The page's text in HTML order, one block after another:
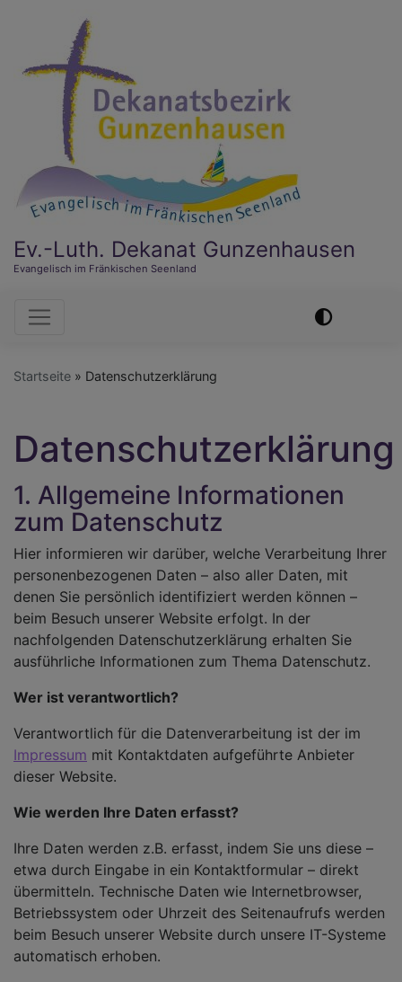
Ev.-Luth. Dekanat Gunzenhausen
Evangelisch im Fränkischen Seenland
Hauptnavigation
Startseite Datenschutzerklärung
Datenschutzerklärung
1. Allgemeine Informationen
zum Datenschutz
Hier informieren wir darüber, welche Verarbeitung Ihrer
personenbezogenen Daten – also aller Daten, mit
denen Sie persönlich identifiziert werden können –
beim Besuch unserer Website erfolgt. In der
nachfolgenden Datenschutzerklärung erhalten Sie
ausführliche Informationen zum Thema Datenschutz.
Wer ist verantwortlich?
Verantwortlich für die Datenverarbeitung ist der im
Impressum mit Kontaktdaten aufgeführte Anbieter
dieser Website.
Wie werden Ihre Daten erfasst?
Ihre Daten werden z.B. erfasst, indem Sie uns diese –
etwa durch Eingabe in ein Kontaktformular – direkt
übermitteln. Technische Daten wie Internetbrowser,
Betriebssystem oder Uhrzeit des Seitenaufrufs werden
beim Besuch unserer Website durch unsere IT-Systeme
automatisch erhoben.